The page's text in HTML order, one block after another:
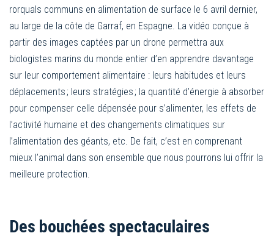
rorquals communs en alimentation de surface le 6 avril dernier,
au large de la côte de Garraf, en Espagne. La vidéo conçue à
partir des images captées par un drone permettra aux
biologistes marins du monde entier d’en apprendre davantage
sur leur comportement alimentaire : leurs habitudes et leurs
déplacements ; leurs stratégies ; la quantité d’énergie à absorber
pour compenser celle dépensée pour s’alimenter, les effets de
l’activité humaine et des changements climatiques sur
l’alimentation des géants, etc. De fait, c’est en comprenant
mieux l’animal dans son ensemble que nous pourrons lui offrir la
meilleure protection.
Des bouchées spectaculaires